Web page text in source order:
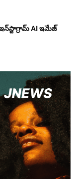
AI ఇమేజ్